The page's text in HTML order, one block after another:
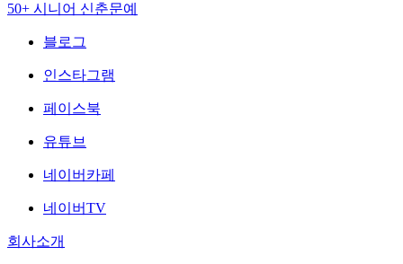
50+ 시니어 신춘문예
블로그
인스타그램
페이스북
유튜브
네이버카페
네이버TV
회사소개